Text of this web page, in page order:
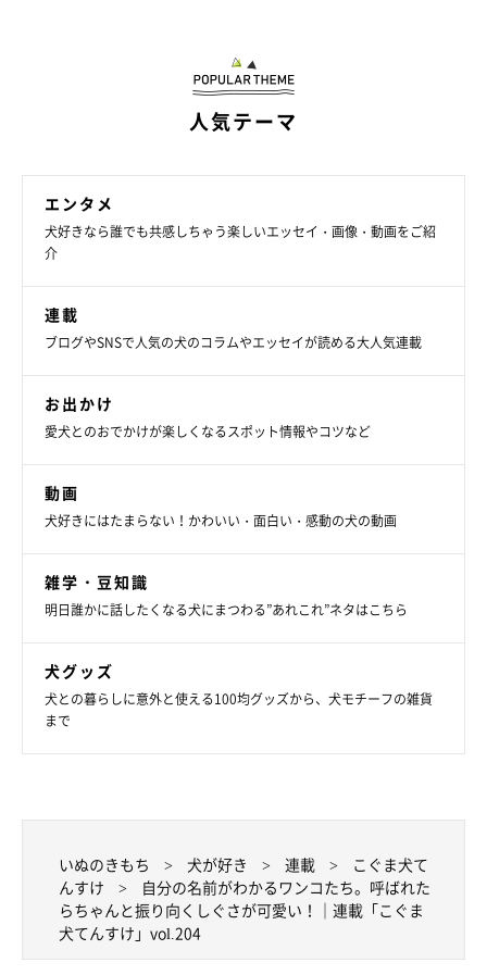
写真や動画、日常の生活が載っています。
@suzumetengu人気テーマ
エンタメ
犬好きなら誰でも共感しちゃう楽しいエッセイ・画像・動画をご紹
介
連載
ブログやSNSで人気の犬のコラムやエッセイが読める大人気連載
お出かけ
愛犬とのおでかけが楽しくなるスポット情報やコツなど
動画
犬好きにはたまらない！かわいい・面白い・感動の犬の動画
雑学・豆知識
明日誰かに話したくなる犬にまつわる”あれこれ”ネタはこちら
犬グッズ
犬との暮らしに意外と使える100均グッズから、犬モチーフの雑貨
まで
いぬのきもち 犬が好き 連載
こぐま犬て
んすけ
自分の名前がわかるワンコたち。呼ばれた
らちゃんと振り向くしぐさが可愛い！｜連載「こぐま
犬てんすけ」vol.204